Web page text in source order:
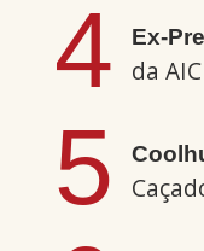
4 Ex-
da
5